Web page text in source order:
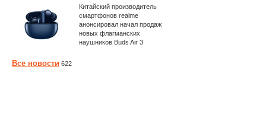
Китайский производитель
смартфонов realme
анонсировал начал продаж
новых флагманских
наушников Buds Air 3
Все новости 622